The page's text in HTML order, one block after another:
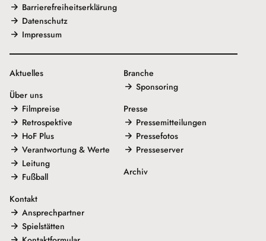
Barrierefreiheitserklärung
Datenschutz
Impressum
Aktuelles
Über uns
Filmpreise
Retrospektive
HoF Plus
Verantwortung & Werte
Leitung
Fußball
Kontakt
Ansprechpartner
Spielstätten
Branche
Sponsoring
Presse
Pressemitteilungen
Pressefotos
Presseserver
Archiv